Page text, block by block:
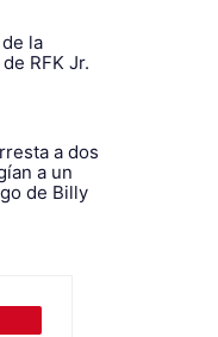
la
RFK Jr.
a dos
a un
de Billy